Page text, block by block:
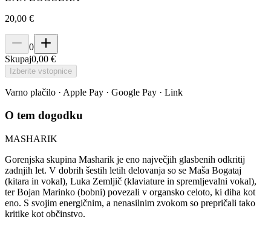
20,00 €
0
Skupaj0,00 €
Izberite vstopnice
Varno plačilo · Apple Pay · Google Pay · Link
O tem dogodku
MASHARIK
Gorenjska skupina Masharik je eno največjih glasbenih odkritij
zadnjih let. V dobrih šestih letih delovanja so se Maša Bogataj
(kitara in vokal), Luka Zemljič (klaviature in spremljevalni vokal),
ter Bojan Marinko (bobni) povezali v organsko celoto, ki diha kot
eno. S svojim energičnim, a nenasilnim zvokom so prepričali tako
kritike kot občinstvo.